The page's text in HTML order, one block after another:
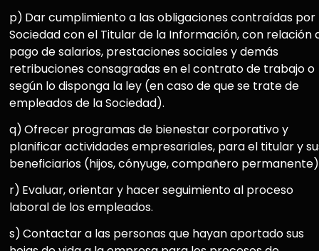
p) Dar cumplimiento a las obligaciones contraídas por
Sociedad con el Titular de la Información, con relación
pago de salarios, prestaciones sociales y demás
retribuciones consagradas en el contrato de trabajo o
según lo disponga la ley (en caso de que se trate de
empleados de la Sociedad).
q)Ofrecer programas de bienestar corporativo y
planificar actividades empresariales, para el titular y
beneficiarios (hijos, cónyuge, compañero
r) Evaluar, orientar y hacer seguimiento al proceso
laboral de los empleados.
s)Contactar a las personas que hayan aportado sus